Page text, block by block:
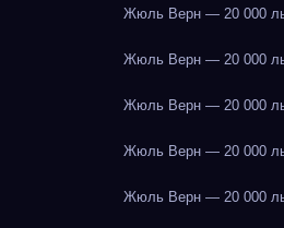
Жюль Верн — 20 000
Жюль Верн — 20 000
Жюль Верн — 20 000
Жюль Верн — 20 000
Жюль Верн — 20 000